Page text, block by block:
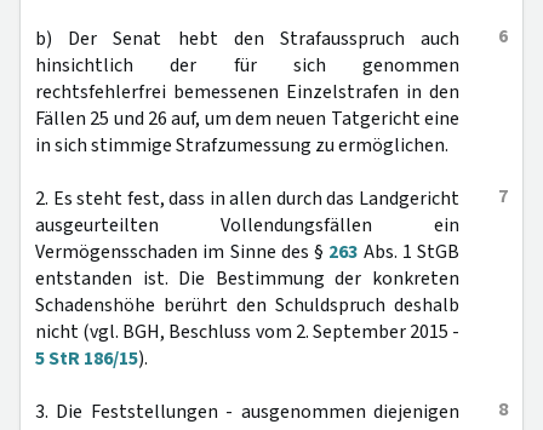
6
b) Der Senat hebt den Strafausspruch auch
hinsichtlich der für sich genommen
rechtsfehlerfrei bemessenen Einzelstrafen in den
Fällen 25 und 26 auf, um dem neuen Tatgericht eine
in sich stimmige Strafzumessung zu ermöglichen.
7
2. Es steht fest, dass in allen durch das Landgericht
ausgeurteilten Vollendungsfällen ein
Vermögensschaden im Sinne des § 263 Abs. 1 StGB
entstanden ist. Die Bestimmung der konkreten
Schadenshöhe berührt den Schuldspruch deshalb
nicht (vgl. BGH, Beschluss vom 2. September 2015 -
5 StR 186/15).
8
3. Die Feststellungen - ausgenommen diejenigen